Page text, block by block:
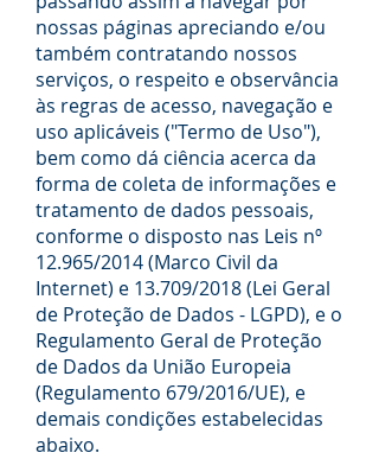
nossas páginas apreciando e/ou
também contratando nossos
serviços, o respeito e observância
às regras de acesso, navegação e
uso aplicáveis ("Termo de Uso"),
bem como dá ciência acerca da
forma de coleta de informações e
tratamento de dados pessoais,
conforme o disposto nas Leis nº
12.965/2014 (Marco Civil da
Internet) e 13.709/2018 (Lei Geral
de Proteção de Dados - LGPD), e o
Regulamento Geral de Proteção
de Dados da União Europeia
(Regulamento 679/2016/UE), e
demais condições estabelecidas
abaixo.